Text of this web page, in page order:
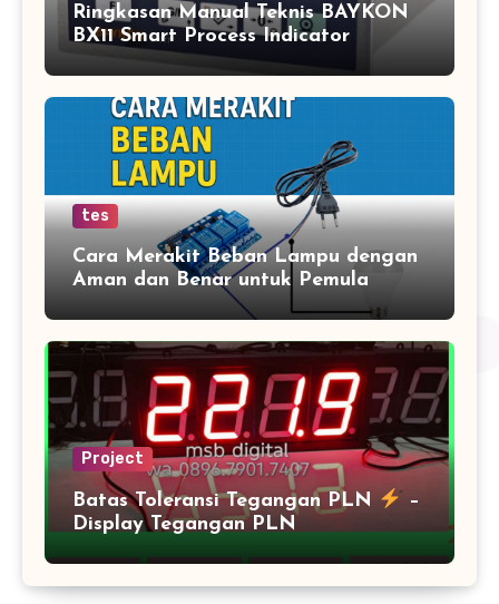
Ringkasan Manual Teknis BAYKON
BX11 Smart Process Indicator
tes
Cara Merakit Beban Lampu dengan
Aman dan Benar untuk Pemula
Project
Batas Toleransi Tegangan PLN
–
Display Tegangan PLN